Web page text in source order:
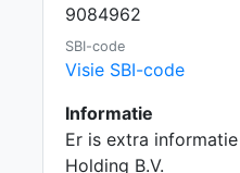
9084962
SBI-code
Visie SBI-code
Informatie
Er is extra
Holding B.V.